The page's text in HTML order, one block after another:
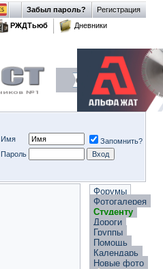
Регистрация
Забыл пароль?
РЖДТьюб
Дневники
Имя
Запомнить?
Пароль
Форумы
Фотогалерея
Студенту
Дороги
Группы
Помощь
Календарь
Новые фото